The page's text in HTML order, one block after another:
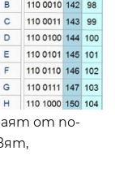
от по-